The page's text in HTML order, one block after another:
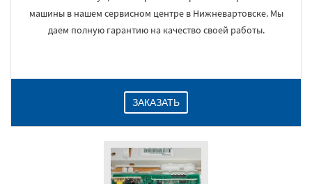
машины в нашем сервисном центре в Нижневартовске. Мы
даем полную гарантию на качество своей работы.
ЗАКАЗАТЬ